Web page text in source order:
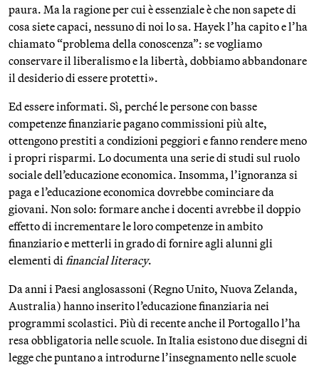
paura. Ma la ragione per cui è essenziale è che non sapete di
cosa siete capaci, nessuno di noi lo sa. Hayek l’ha capito e l’ha
chiamato “problema della conoscenza”: se vogliamo
conservare il liberalismo e la libertà, dobbiamo abbandonare
il desiderio di essere protetti».
Ed essere informati. Sì, perché le persone con basse
competenze finanziarie pagano commissioni più alte,
ottengono prestiti a condizioni peggiori e fanno rendere meno
i propri risparmi. Lo documenta una serie di studi sul ruolo
sociale dell’educazione economica. Insomma, l’ignoranza si
paga e l’educazione economica dovrebbe cominciare da
giovani. Non solo: formare anche i docenti avrebbe il doppio
effetto di incrementare le loro competenze in ambito
finanziario e metterli in grado di fornire agli alunni gli
elementi difinancial literacy.
Da anni i Paesi anglosassoni (Regno Unito, Nuova Zelanda,
Australia) hanno inserito l’educazione finanziaria nei
programmi scolastici. Più di recente anche il Portogallo l’ha
resa obbligatoria nelle scuole. In Italia esistono due disegni di
legge che puntano a introdurne l’insegnamento nelle scuole